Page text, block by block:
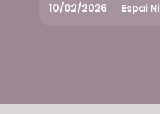
10/02/2026
Espai